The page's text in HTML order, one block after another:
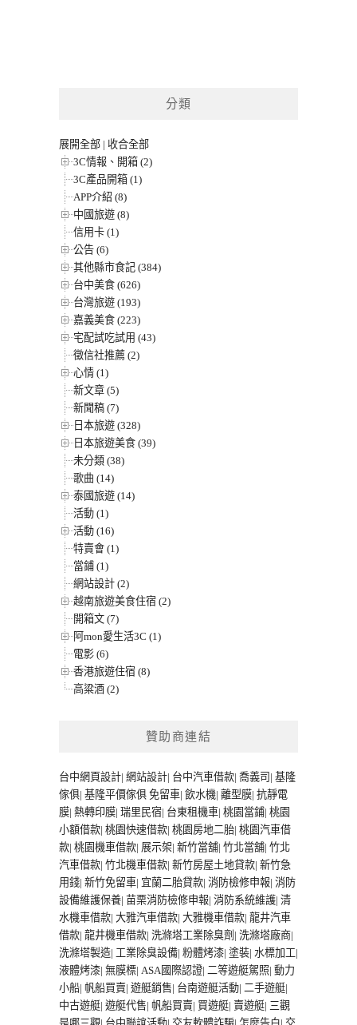
分類
展開全部 | 收合全部
3C情報、開箱 (2)
3C產品開箱 (1)
APP介紹 (8)
中國旅遊 (8)
信用卡 (1)
公告 (6)
其他縣市食記 (384)
台中美食 (626)
台灣旅遊 (193)
嘉義美食 (223)
宅配試吃試用 (43)
徵信社推薦 (2)
心情 (1)
新文章 (5)
新聞稿 (7)
日本旅遊 (328)
日本旅遊美食 (39)
未分類 (38)
歌曲 (14)
泰國旅遊 (14)
活動 (1)
活動 (16)
特賣會 (1)
當鋪 (1)
網站設計 (2)
越南旅遊美食住宿 (2)
開箱文 (7)
阿mon愛生活3C (1)
電影 (6)
香港旅遊住宿 (8)
高粱酒 (2)
贊助商連結
台中網頁設計| 網站設計| 台中汽車借款| 喬義司 | 基隆
傢俱| 基隆平價傢俱 免留車| 飲水機| 離型膜| 抗靜電
膜| 熱轉印膜| 瑞里民宿| 台東租機車| 桃園當鋪| 桃園
小額借款| 桃園快速借款| 桃園房地二胎| 桃園汽車借
款| 桃園機車借款| 展示架| 新竹當舖| 竹北當舖| 竹北
汽車借款| 竹北機車借款| 新竹房屋土地貸款| 新竹急
用錢| 新竹免留車| 宜蘭二胎貸款| 消防檢修申報| 消防
設備維護保養| 苗栗消防檢修申報| 消防系統維護| 清
水機車借款| 大雅汽車借款| 大雅機車借款| 龍井汽車
借款| 龍井機車借款| 洗滌塔工業除臭劑 | 洗滌塔廠商|
洗滌塔製造| 工業除臭設備| 粉體烤漆| 塗裝| 水標加工|
液體烤漆| 無膜標| ASA國際認證| 二等遊艇駕照| 動力
小船| 帆船買賣| 遊艇銷售| 台南遊艇活動| 二手遊艇|
中古遊艇| 遊艇代售| 帆船買賣| 買遊艇| 賣遊艇| 三觀